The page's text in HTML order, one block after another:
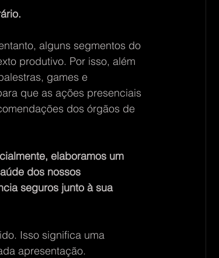
alguns segmentos do
produtivo. Por isso, além
games e
que as ações presenciais
dos órgãos de
elaboramos um
dos nossos
seguros junto à sua
Isso significa uma
apresentação.